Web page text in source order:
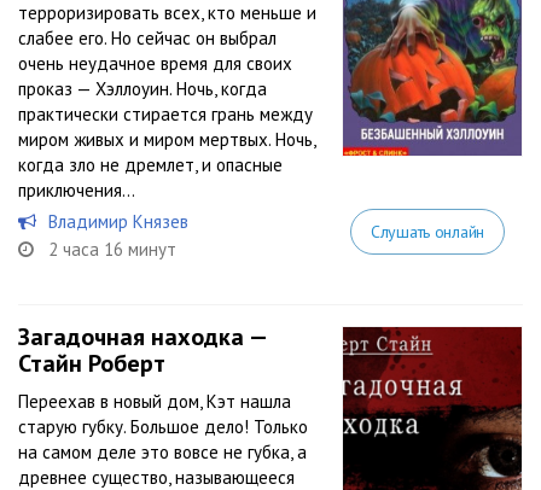
терроризировать всех, кто меньше и
слабее его. Но сейчас он выбрал
очень неудачное время для своих
проказ — Хэллоуин. Ночь, когда
практически стирается грань между
миром живых и миром мертвых. Ночь,
когда зло не дремлет, и опасные
приключения...
Владимир Князев
2 часа 16 минут
Слушать онлайн
Загадочная находка —
Стайн Роберт
Переехав в новый дом, Кэт нашла
старую губку. Большое дело! Только
на самом деле это вовсе не губка, а
древнее существо, называющееся